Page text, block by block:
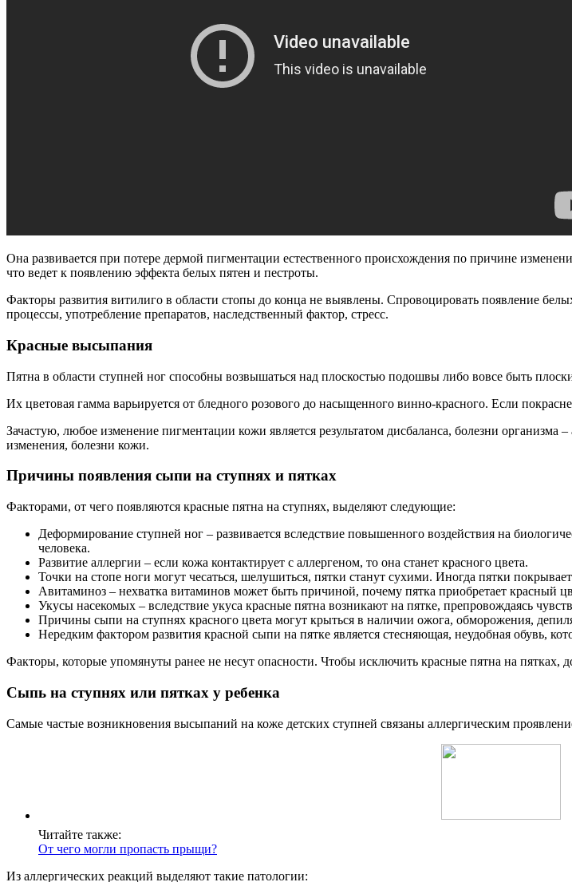
Она развивается при потере дермой пигментации естественного происхождения по причине
что ведет к появлению эффекта белых пятен и пестроты.
Факторы развития витилиго в области стопы до конца не выявлены. Спровоцировать появление
процессы, употребление препаратов, наследственный фактор, стресс.
Красные высыпания
Пятна в области ступней ног способны возвышаться над плоскостью подошвы либо вовсе быть
Их цветовая гамма варьируется от бледного розового до насыщенного винно-красного. Если
Зачастую, любое изменение пигментации кожи является результатом дисбаланса, болезни
изменения, болезни кожи.
Причины появления сыпи на ступнях и пятках
Факторами, от чего появляются красные пятна на ступнях, выделяют следующие:
Деформирование ступней ног – развивается вследствие повышенного воздействия на
человека.
Развитие аллергии – если кожа контактирует с аллергеном, то она станет красного цвета.
Точки на стопе ноги могут чесаться, шелушиться, пятки станут сухими. Иногда пятки
Авитаминоз – нехватка витаминов может быть причиной, почему пятка приобретает красный
Укусы насекомых – вследствие укуса красные пятна возникают на пятке, препровождаясь
Причины сыпи на ступнях красного цвета могут крыться в наличии ожога, обморожения,
Нередким фактором развития красной сыпи на пятке является стесняющая, неудобная обувь,
Факторы, которые упомянуты ранее не несут опасности. Чтобы исключить красные пятна на пятках,
Сыпь на ступнях или пятках у ребенка
Самые частые возникновения высыпаний на коже детских ступней связаны аллергическим
Читайте также:
От чего могли пропасть прыщи?
Из аллергических реакций выделяют такие патологии: